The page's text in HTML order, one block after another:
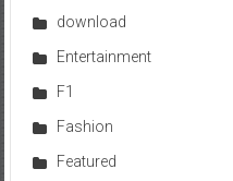
download
Entertainment
F1
Fashion
Featured